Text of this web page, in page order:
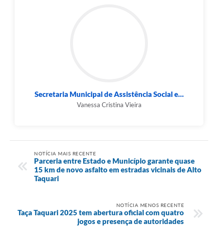
Secretaria Municipal de Assistência Social e...
Vanessa Cristina Vieira
NOTÍCIA MAIS RECENTE
Parceria entre Estado e Município garante quase
15 km de novo asfalto em estradas vicinais de Alto
Taquari
NOTÍCIA MENOS RECENTE
Taça Taquari 2025 tem abertura oficial com quatro
jogos e presença de autoridades